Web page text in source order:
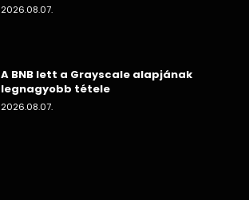
2026.08.07.
A BNB lett a Grayscale alapjának
legnagyobb tétele
2026.08.07.